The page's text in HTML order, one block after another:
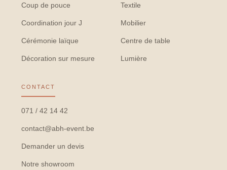
Coup de pouce
Coordination jour J
Cérémonie laïque
Décoration sur mesure
Textile
Mobilier
Centre de table
Lumière
CONTACT
071 / 42 14 42
contact@abh-event.be
Demander un devis
Notre showroom